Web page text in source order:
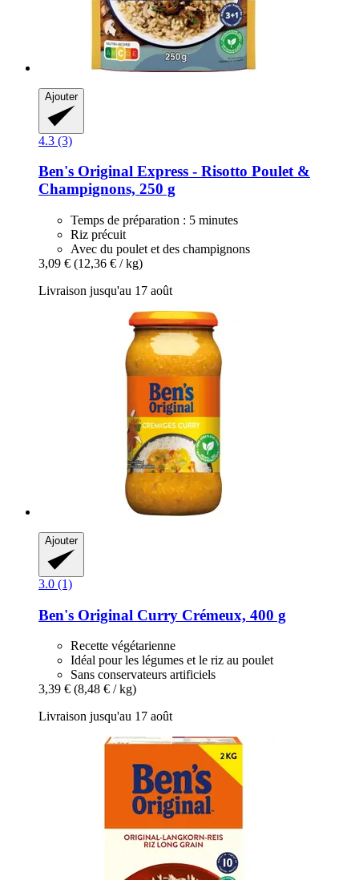
Ajouter
4.3 (3)
Ben's Original Express -​ Risotto Poulet &
Champignons, 250 g
Temps de préparation : 5 minutes
Riz précuit
Avec du poulet et des champignons
3,09 € (12,36 € / kg)
Livraison jusqu'au 17 août
Ajouter
3.0 (1)
Ben's Original Curry Crémeux, 400 g
Recette végétarienne
Idéal pour les légumes et le riz au poulet
Sans conservateurs artificiels
3,39 € (8,48 € / kg)
Livraison jusqu'au 17 août